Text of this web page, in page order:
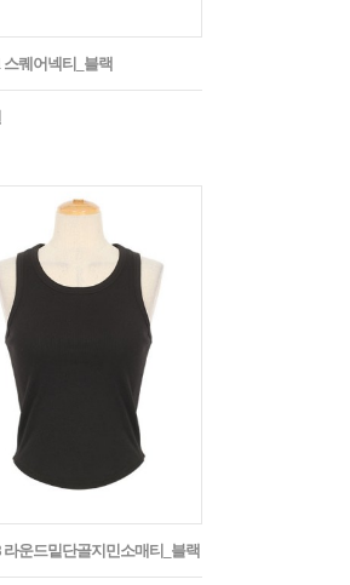
스퀘어넥티_블랙
라운드밑단골지민소매티_블랙